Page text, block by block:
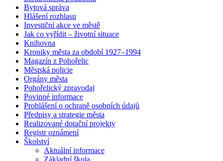
Bytová správa
Hlášení rozhlasu
Investiční akce ve městě
Jak co vyřídit – životní situace
Knihovna
Kroniky města za období 1927–1994
Magazín z Pohořelic
Městská policie
Orgány města
Pohořelický zpravodaj
Povinné informace
Prohlášení o ochraně osobních údajů
Předpisy a strategie města
Realizované dotační projekty
Registr oznámení
Školství
Aktuální informace
Základní škola